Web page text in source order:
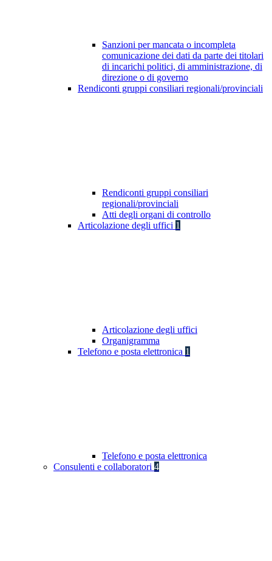
Sanzioni per mancata o incompleta
comunicazione dei dati da parte dei titolari
di incarichi politici, di amministrazione, di
direzione o di governo
Rendiconti gruppi consiliari regionali/provinciali
Rendiconti gruppi consiliari
regionali/provinciali
Atti degli organi di controllo
Articolazione degli uffici 1
Articolazione degli uffici
Organigramma
Telefono e posta elettronica 1
Telefono e posta elettronica
Consulenti e collaboratori 4